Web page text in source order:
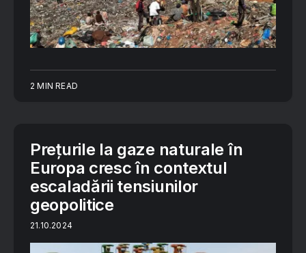
2 MIN READ
Preţurile la gaze naturale în
Europa cresc în contextul
escaladării tensiunilor
geopolitice
21.10.2024